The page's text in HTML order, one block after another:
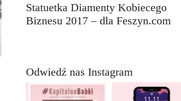
Statuetka Diamenty Kobiecego
Biznesu 2017 – dla Feszyn.com
Odwiedź nas Instagram